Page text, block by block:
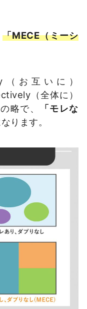
「MECE（ミーシ
（お互いに）
（全体に）
略で、
「モレな
ります。